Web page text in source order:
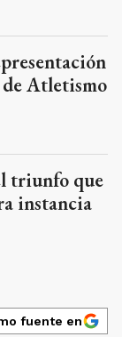
Atletismo
triunfo que
instancia
fuente en